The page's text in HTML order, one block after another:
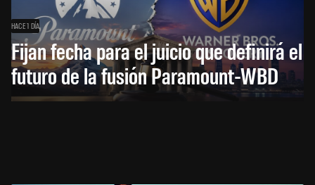
HACE 1 DÍA
Fijan fecha para el juicio que definirá el
futuro de la fusión Paramount-WBD